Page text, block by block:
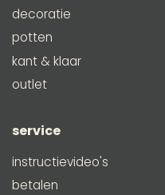
decoratie
potten
kant & klaar
outlet
service
instructievideo's
betalen